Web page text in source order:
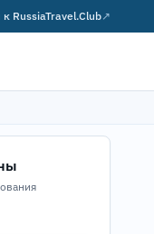
к RussiaTravel.Club↗